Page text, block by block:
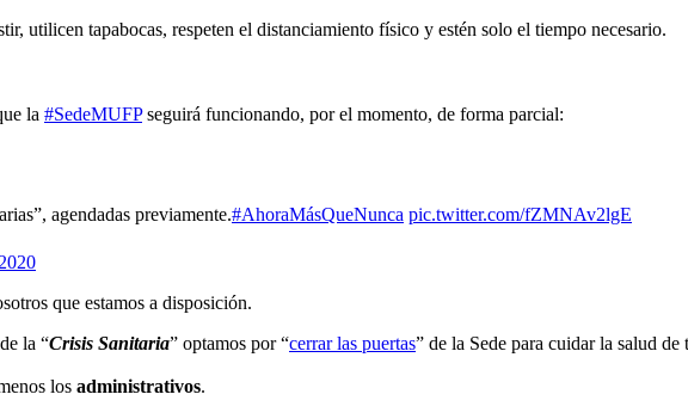
utilicen tapabocas, respeten el distanciamiento físico y estén solo el tiempo necesario.
la #SedeMUFPseguirá funcionando, por el momento, de forma parcial:
agendadas previamente.#AhoraMásQueNunca pic.twitter.com/fZMNAv2lgE
que estamos a disposición.
la “Crisis Sanitaria” optamos por “cerrar las puertas” de la Sede para cuidar la salud de
los administrativos.